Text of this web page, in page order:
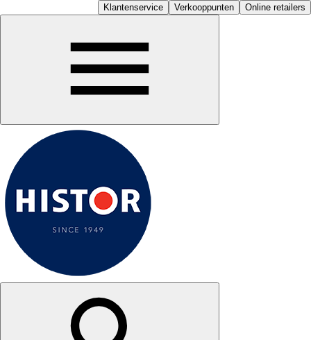
Klantenservice Verkooppunten Online retailers